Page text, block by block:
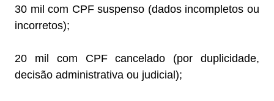
30 mil com CPF suspenso (dados incompletos ou
incorretos);
20 mil com CPF cancelado (por duplicidade,
decisão administrativa ou judicial);